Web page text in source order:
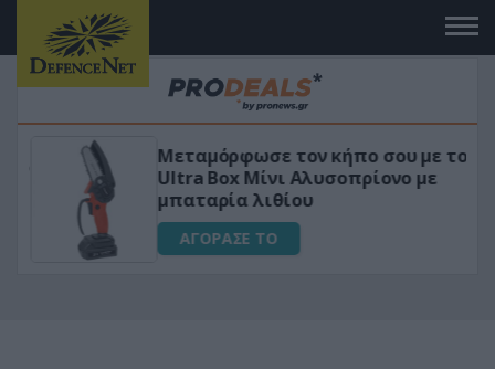
Μεταμόρφωσε τον κήπο σου με το
Ultra Box Μίνι Αλυσοπρίονο με
μπαταρία λιθίου
ΑΓΟΡΑΣΕ ΤΟ